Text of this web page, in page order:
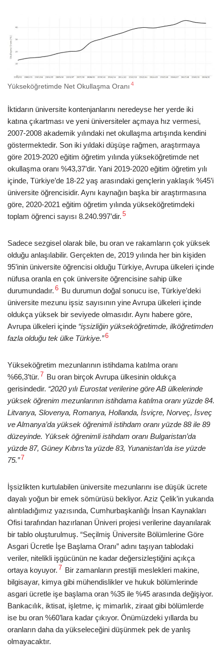
Yükseköğretimde Net Okullaşma Oranı 4
İktidarın üniversite kontenjanlarını neredeyse her yerde iki
katına çıkartması ve yeni üniversiteler açmaya hız vermesi,
2007-2008 akademik yılındaki net okullaşma artışında kendini
göstermektedir. Son iki yıldaki düşüşe rağmen, araştırmaya
göre 2019-2020 eğitim öğretim yılında yükseköğretimde net
okullaşma oranı %43,37’dir. Yani 2019-2020 eğitim öğretim yılı
içinde, Türkiye’de 18-22 yaş arasındaki gençlerin yaklaşık %45’i
üniversite öğrencisidir. Aynı kaynağın başka bir araştırmasına
göre, 2020-2021 eğitim öğretim yılında yükseköğretimdeki
toplam öğrenci sayısı 8.240.997’dir. 5
Sadece sezgisel olarak bile, bu oran ve rakamların çok yüksek
olduğu anlaşılabilir. Gerçekten de, 2019 yılında her bin kişiden
95’inin üniversite öğrencisi olduğu Türkiye, Avrupa ülkeleri içinde
nüfusa oranla en çok üniversite öğrencisine sahip ülke
durumundadır. 6 Bu durumun doğal sonucu ise, Türkiye’deki
üniversite mezunu işsiz sayısının yine Avrupa ülkeleri içinde
oldukça yüksek bir seviyede olmasıdır. Aynı habere göre,
Avrupa ülkeleri içinde “işsizliğin yükseköğretimde, ilköğretimden
fazla olduğu tek ülke Türkiye.”6
Yükseköğretim mezunlarının istihdama katılma oranı
%66,3’tür. 7 Bu oran birçok Avrupa ülkesinin oldukça
gerisindedir. “2020 yılı Eurostat verilerine göre AB ülkelerinde
yüksek öğrenim mezunlarının istihdama katılma oranı yüzde 84.
Litvanya, Slovenya, Romanya, Hollanda, İsviçre, Norveç, İsveç
ve Almanya’da yüksek öğrenimli istihdam oranı yüzde 88 ile 89
düzeyinde. Yüksek öğrenimli istihdam oranı Bulgaristan’da
yüzde 87, Güney Kıbrıs’ta yüzde 83, Yunanistan’da ise yüzde
75.”7
İşsizlikten kurtulabilen üniversite mezunlarını ise düşük ücrete
dayalı yoğun bir emek sömürüsü bekliyor. Aziz Çelik’in yukarıda
alıntıladığımız yazısında, Cumhurbaşkanlığı İnsan Kaynakları
Ofisi tarafından hazırlanan Üniveri projesi verilerine dayanılarak
bir tablo oluşturulmuş. “Seçilmiş Üniversite Bölümlerine Göre
Asgari Ücretle İşe Başlama Oranı” adını taşıyan tablodaki
veriler, nitelikli işgücünün ne kadar değersizleştiğini açıkça
ortaya koyuyor. 7 Bir zamanların prestijli meslekleri makine,
bilgisayar, kimya gibi mühendislikler ve hukuk bölümlerinde
asgari ücretle işe başlama oran %35 ile %45 arasında değişiyor.
Bankacılık, iktisat, işletme, iç mimarlık, ziraat gibi bölümlerde
ise bu oran %60’lara kadar çıkıyor. Önümüzdeki yıllarda bu
oranların daha da yükseleceğini düşünmek pek de yanlış
olmayacaktır.